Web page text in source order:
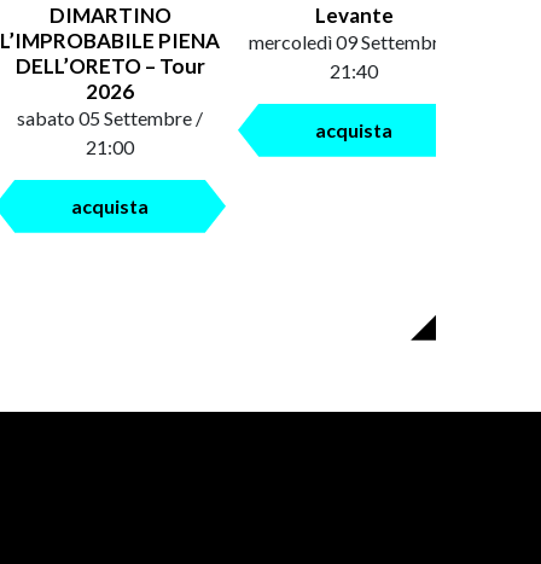
DIMARTINO
L’IMPROBABILE PIENA
DELL’ORETO – Tour
2026
sabato 05 Settembre /
21:00
acquista
Levante
mercoledì 09 Settembre /
21:40
acquista